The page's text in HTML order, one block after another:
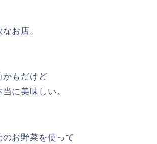
お店。
かもだけど
に美味しい。
お野菜を使って